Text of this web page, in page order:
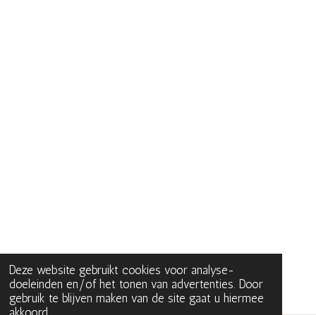
Deze website gebruikt cookies voor analyse-
doeleinden en/of het tonen van advertenties. Door
gebruik te blijven maken van de site gaat u hiermee